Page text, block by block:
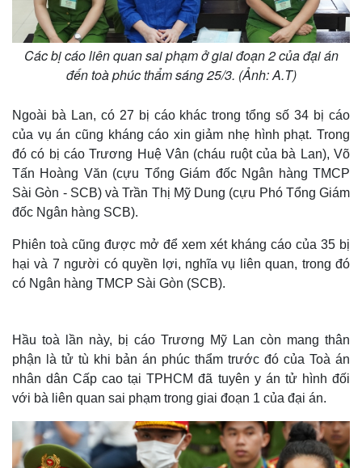
Các bị cáo liên quan sai phạm ở giai đoạn 2 của đại án
đến toà phúc thẩm sáng 25/3. (Ảnh: A.T)
Ngoài bà Lan, có 27 bị cáo khác trong tổng số 34 bị cáo
của vụ án cũng kháng cáo xin giảm nhẹ hình phạt. Trong
đó có bị cáo Trương Huệ Vân (cháu ruột của bà Lan), Võ
Tấn Hoàng Văn (cựu Tổng Giám đốc Ngân hàng TMCP
Sài Gòn - SCB) và Trần Thị Mỹ Dung (cựu Phó Tổng Giám
đốc Ngân hàng SCB).
Phiên toà cũng được mở để xem xét kháng cáo của 35 bị
hại và 7 người có quyền lợi, nghĩa vụ liên quan, trong đó
có Ngân hàng TMCP Sài Gòn (SCB).
Hầu toà lần này, bị cáo Trương Mỹ Lan còn mang thân
phận là tử tù khi bản án phúc thẩm trước đó của Toà án
nhân dân Cấp cao tại TPHCM đã tuyên y án tử hình đối
với bà liên quan sai phạm trong giai đoạn 1 của đại án.